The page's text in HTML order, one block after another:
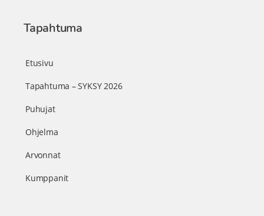
Tapahtuma
Etusivu
Tapahtuma – SYKSY 2026
Puhujat
Ohjelma
Arvonnat
Kumppanit